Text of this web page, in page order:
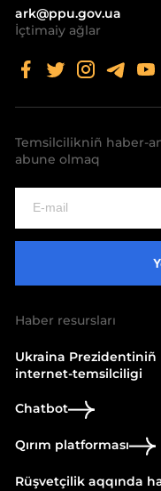
ark@ppu.gov.ua
İçtimaiy ağlar
Temsilcilikniñ haber-
abune olmaq
Haber resursları
Ukraina Prezidentiniñ
internet-temsilciligi
Chatbot
Qırım platforması
Rüşvetçilik aqqında